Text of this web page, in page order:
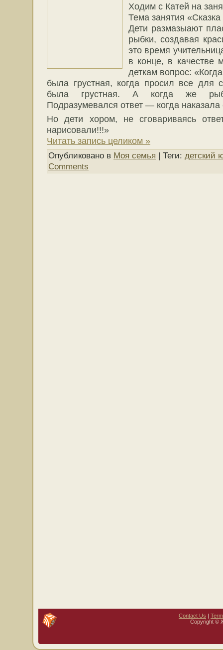
Ходим с Катей на
Тема занятия
Дети размазыают
рыбки, создавая
это время
в конце, в качестве
деткам вопрос:
была грустная, когда просил все для
была грустная. А когда же
Подразумевался ответ — когда наказала
Но дети хором, не сговариваясь
нарисовали!!!»
Читать запись целиком »
Опубликовано в Моя семья | Теги: детский
Comments
Contact Us |
Copyright ©